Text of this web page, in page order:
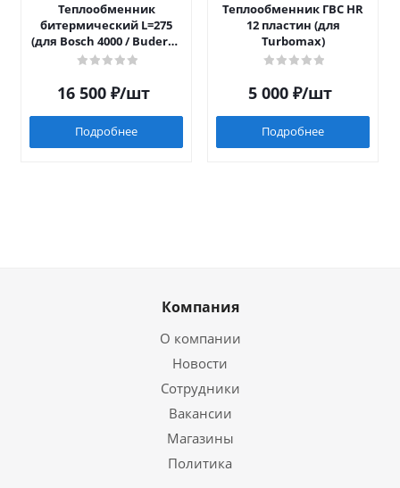
Теплообменник
битермический L=275
(для Bosch 4000 / Buderus
042)
16 500₽/шт
Подробнее
Теплообменник ГВС HR
12 пластин (для
Turbomax)
5 000₽/шт
Подробнее
Компания
О компании
Новости
Сотрудники
Вакансии
Магазины
Политика